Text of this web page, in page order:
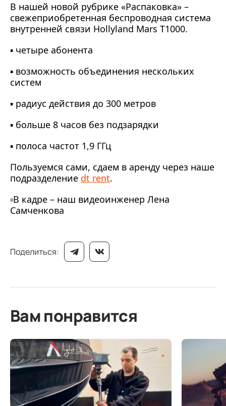
В нашей новой рубрике «Распаковка» –
свежеприобретенная беспроводная система
внутренней связи Hollyland Mars T1000.
▪️ четыре абонента
▪️ возможность объединения нескольких
систем
▪️ радиус действия до 300 метров
▪️ больше 8 часов без подзарядки
▪️ полоса частот 1,9 ГГц
Пользуемся сами, сдаем в аренду через наше
подразделение dt rent.
▫️В кадре – наш видеоинженер Лена
Самченкова
Поделиться:
Вам понравится